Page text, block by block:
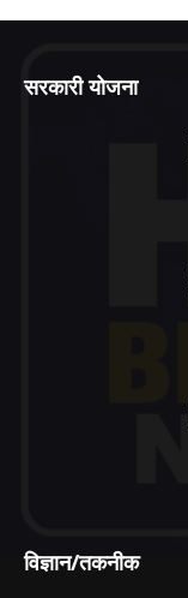
सरकारी योजना
विज्ञान/तकनीक